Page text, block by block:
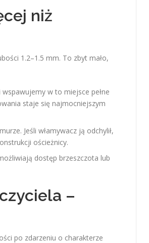
niż
1.2–1.5 mm. To zbyt mało,
w to miejsce pełne
staje się najmocniejszym
Jeśli włamywacz ją odchylił,
ościeżnicy.
dostęp brzeszczota lub
–
po zdarzeniu o charakterze